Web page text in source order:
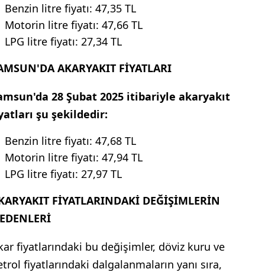
Benzin litre fiyatı: 47,35 TL
Motorin litre fiyatı: 47,66 TL
LPG litre fiyatı: 27,34 TL
AKARYAKIT FİYATLARI
28 Şubat 2025 itibariyle akaryakıt
şu şekildedir:
Benzin litre fiyatı: 47,68 TL
Motorin litre fiyatı: 47,94 TL
LPG litre fiyatı: 27,97 TL
FİYATLARINDAKİ DEĞİŞİMLERİN
fiyatlarındaki bu değişimler, döviz kuru ve
fiyatlarındaki dalgalanmaların yanı sıra,